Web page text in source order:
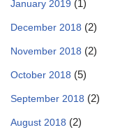
January 2019 (1)
December 2018 (2)
November 2018 (2)
October 2018 (5)
September 2018 (2)
August 2018 (2)